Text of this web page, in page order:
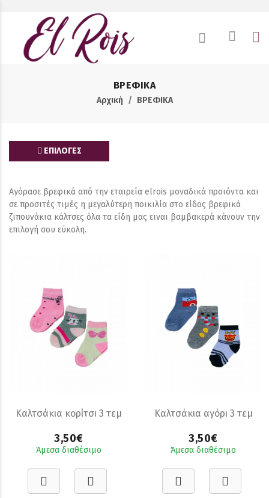
ΒΡΕΦΙΚΑ
Αρχική ΒΡΕΦΙΚΑ
ΕΠΙΛΟΓΕΣ
Αγόρασε βρεφικά από την εταιρεία elrois μοναδικά προιόντα και
σε προσιτές τιμές η μεγαλύτερη ποικιλία στο είδος βρεφικά
ζιπουνάκια κάλτσες όλα τα είδη μας ειναι βαμβακερά κάνουν την
επιλογή σου εύκολη.
Καλτσάκια κορίτσι 3 τεμ
3,50€
Άμεσα διαθέσιμο
Καλτσάκια αγόρι 3 τεμ
3,50€
Άμεσα διαθέσιμο